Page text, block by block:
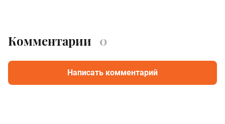
Комментарии 0
Написать комментарий